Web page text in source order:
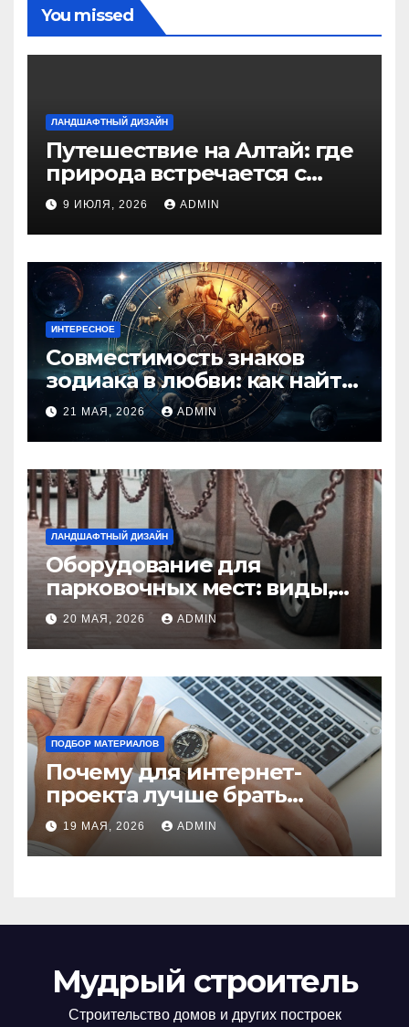
You missed
ЛАНДШАФТНЫЙ ДИЗАЙН
Путешествие на Алтай: где
природа встречается с
духом приключений
9 ИЮЛЯ, 2026 ADMIN
ИНТЕРЕСНОЕ
Совместимость знаков
зодиака в любви: как найти
идеальную пару и
избежать конфликтов
21 МАЯ, 2026 ADMIN
ЛАНДШАФТНЫЙ ДИЗАЙН
Оборудование для
парковочных мест: виды,
функции и нормы
установки
20 МАЯ, 2026 ADMIN
ПОДБОР МАТЕРИАЛОВ
Почему для интернет-
проекта лучше брать
отдельный сервер:
преимущества и ключевые
аспекты
19 МАЯ, 2026 ADMIN
Мудрый строитель
Строительство домов и других построек